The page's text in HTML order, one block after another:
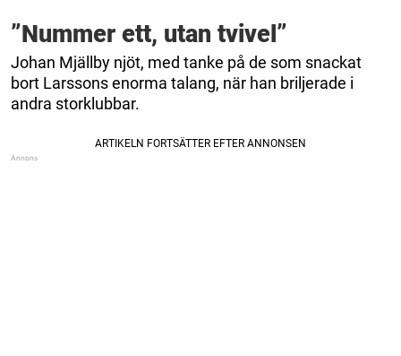
”Nummer ett, utan tvivel”
Johan Mjällby njöt, med tanke på de som snackat
bort Larssons enorma talang, när han briljerade i
andra storklubbar.